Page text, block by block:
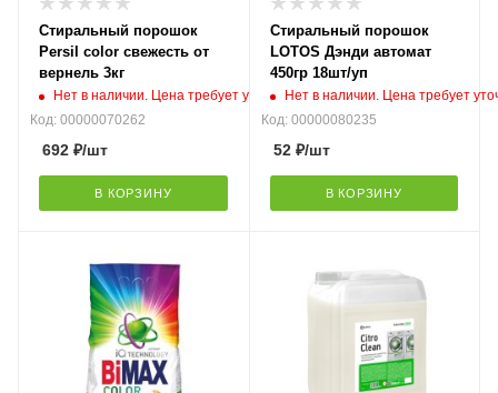
Стиральный порошок
Persil color свежесть от
вернель 3кг
Нет в наличии. Цена требует уточнения
Код: 00000070262
692 ₽/шт
В КОРЗИНУ
Стиральный порошок
LOTOS Дэнди автомат
450гр 18шт/уп
Нет в наличии. Цена требует
Код: 00000080235
52₽/шт
В КОРЗИНУ